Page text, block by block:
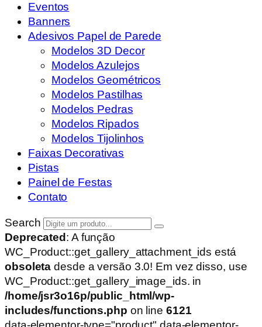
Eventos
Banners
Adesivos Papel de Parede
Modelos 3D Decor
Modelos Azulejos
Modelos Geométricos
Modelos Pastilhas
Modelos Pedras
Modelos Ripados
Modelos Tijolinhos
Faixas Decorativas
Pistas
Painel de Festas
Contato
Search
Deprecated: A função
WC_Product::get_gallery_attachment_ids está
obsoleta desde a versão 3.0! Em vez disso, use
WC_Product::get_gallery_image_ids. in
/home/jsr3o16p/public_html/wp-
includes/functions.php on line 6121